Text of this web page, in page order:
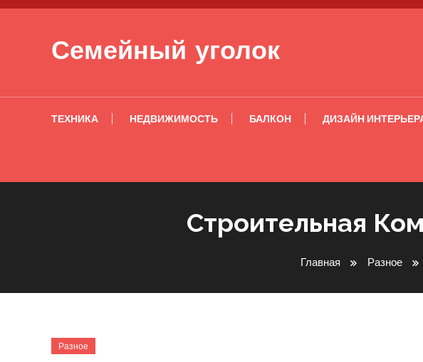
Перейти к содержимому
Семейный уголок
ТЕХНИКА НЕДВИЖИМОСТЬ БАЛКОН ДИЗАЙН
Строительная
Главная Разное
Разное